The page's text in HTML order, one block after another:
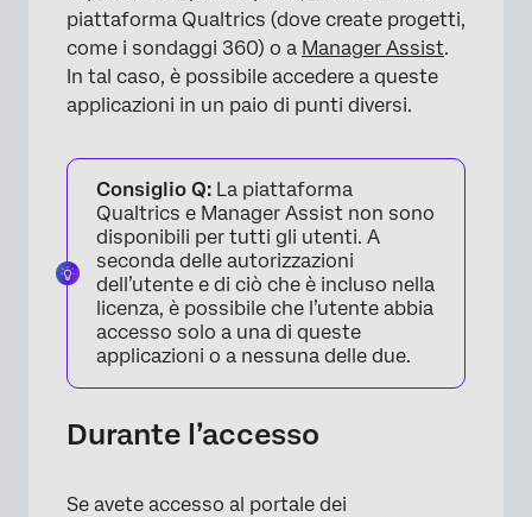
piattaforma Qualtrics (dove create progetti,
come i sondaggi 360) o a Manager Assist.
In tal caso, è possibile accedere a queste
applicazioni in un paio di punti diversi.
Consiglio Q: La piattaforma
Qualtrics e Manager Assist non sono
disponibili per tutti gli utenti. A
seconda delle autorizzazioni
dell’utente e di ciò che è incluso nella
licenza, è possibile che l’utente abbia
accesso solo a una di queste
applicazioni o a nessuna delle due.
Durante l’accesso
Se avete accesso al portale dei